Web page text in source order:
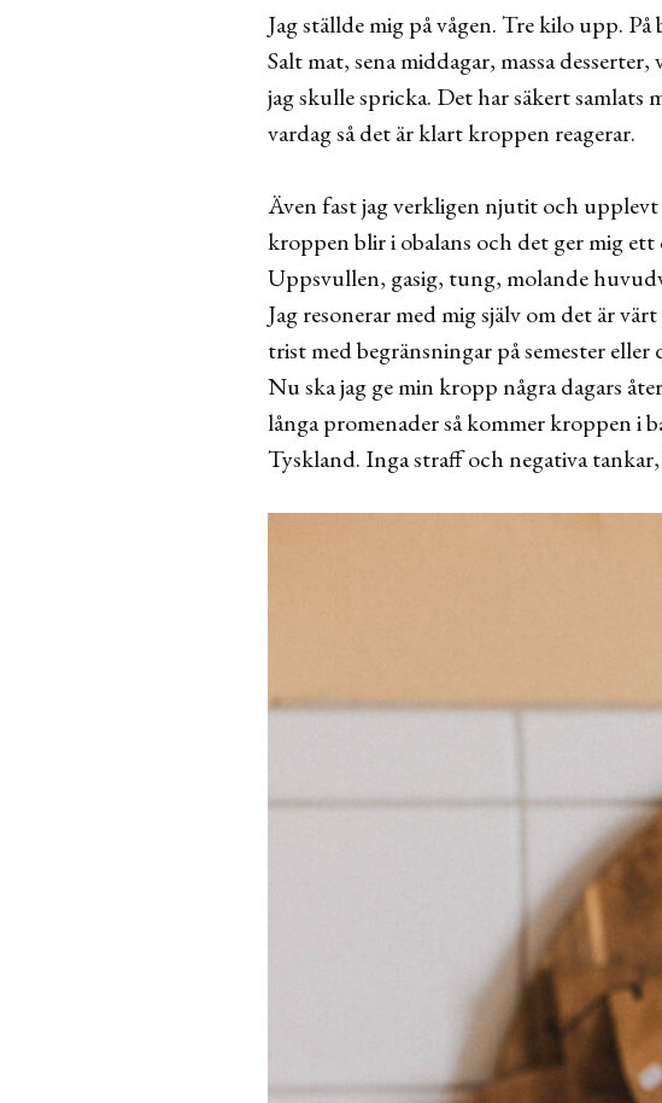
Jag ställde mig på vågen. Tre kilo upp.
Salt mat, sena middagar, massa
jag skulle spricka. Det har säkert samlats
vardag så det är klart kroppen reagerar.
Även fast jag verkligen njutit och
kroppen blir i obalans och det ger mig ett
Uppsvullen, gasig, tung, molande
Jag resonerar med mig själv om det är
trist med begränsningar på semester
Nu ska jag ge min kropp några dagars
långa promenader så kommer kroppen i
Tyskland. Inga straff och negativa